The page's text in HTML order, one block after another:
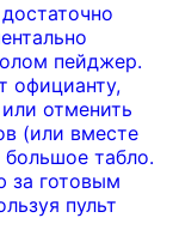
пейджер.
официанту,
отменить
(или вместе
табло.
за готовым
пульт